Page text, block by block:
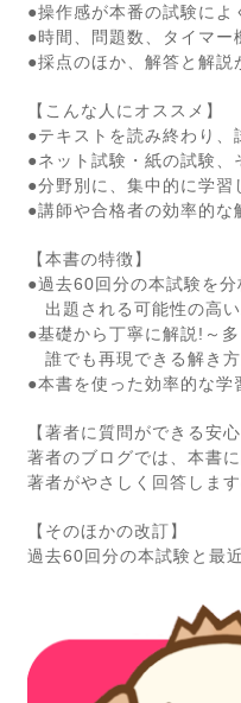
●操作感が本番の試験によ
●時間、問題数、タイマー
●採点のほか、解答と解説
【こんな人にオススメ】
●テキストを読み終わり、
●ネット試験・紙の試験、
●分野別に、集中的に学習
●講師や合格者の効率的な
【本書の特徴】
●過去60回分の本試験を分
出題される可能性の高い
●基礎から丁寧に解説!～
誰でも再現できる解き方
●本書を使った効率的な学
【著者に質問ができる安心
著者のブログでは、本書
著者がやさしく回答しま
【そのほかの改訂】
過去60回分の本試験と最